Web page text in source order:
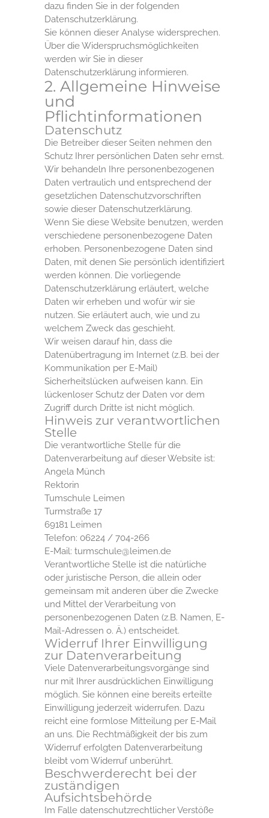
dazu finden Sie in der folgenden
Datenschutzerklärung.
Sie können dieser Analyse widersprechen.
Über die Widerspruchsmöglichkeiten
werden wir Sie in dieser
Datenschutzerklärung informieren.
2. Allgemeine Hinweise
und
Pflichtinformationen
Datenschutz
Die Betreiber dieser Seiten nehmen den
Schutz Ihrer persönlichen Daten sehr ernst.
Wir behandeln Ihre personenbezogenen
Daten vertraulich und entsprechend der
gesetzlichen Datenschutzvorschriften
sowie dieser Datenschutzerklärung.
Wenn Sie diese Website benutzen, werden
verschiedene personenbezogene Daten
erhoben. Personenbezogene Daten sind
Daten, mit denen Sie persönlich identifiziert
werden können. Die vorliegende
Datenschutzerklärung erläutert, welche
Daten wir erheben und wofür wir sie
nutzen. Sie erläutert auch, wie und zu
welchem Zweck das geschieht.
Wir weisen darauf hin, dass die
Datenübertragung im Internet (z.B. bei der
Kommunikation per E-Mail)
Sicherheitslücken aufweisen kann. Ein
lückenloser Schutz der Daten vor dem
Zugriff durch Dritte ist nicht möglich.
Hinweis zur verantwortlichen
Stelle
Die verantwortliche Stelle für die
Datenverarbeitung auf dieser Website ist:
Angela Münch
Rektorin
Tumschule Leimen
Turmstraße 17
69181 Leimen
Telefon: 06224 / 704-266
E-Mail: turmschule@leimen.de
Verantwortliche Stelle ist die natürliche
oder juristische Person, die allein oder
gemeinsam mit anderen über die Zwecke
und Mittel der Verarbeitung von
personenbezogenen Daten (z.B. Namen, E-
Mail-Adressen o. Ä.) entscheidet.
Widerruf Ihrer Einwilligung
zur Datenverarbeitung
Viele Datenverarbeitungsvorgänge sind
nur mit Ihrer ausdrücklichen Einwilligung
möglich. Sie können eine bereits erteilte
Einwilligung jederzeit widerrufen. Dazu
reicht eine formlose Mitteilung per E-Mail
an uns. Die Rechtmäßigkeit der bis zum
Widerruf erfolgten Datenverarbeitung
bleibt vom Widerruf unberührt.
Beschwerderecht bei der
zuständigen
Aufsichtsbehörde
Im Falle datenschutzrechtlicher Verstöße